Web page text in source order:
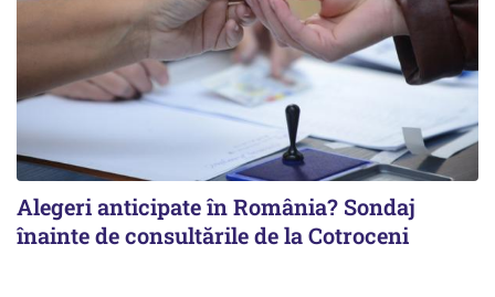
Alegeri anticipate în România? Sondaj
înainte de consultările de la Cotroceni